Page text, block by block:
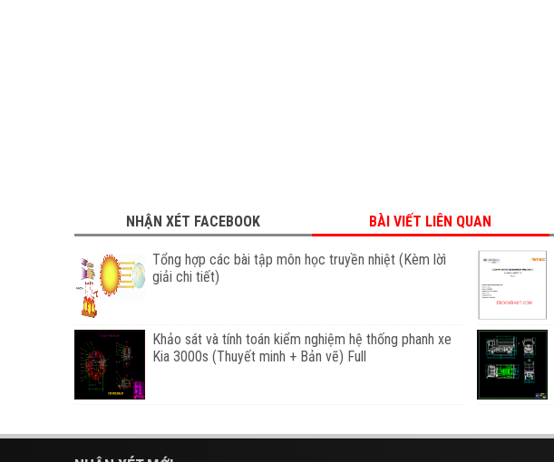
NHẬN XÉT FACEBOOK BÀI VIẾT LIÊN QUAN
Tổng hợp các bài tập môn học truyền nhiệt (Kèm lờì
giải chi tiết)
Khảo sát và tính toán kiểm nghiệm hệ thống phanh xe
Kia 3000s (Thuyết minh + Bản vẽ) Full